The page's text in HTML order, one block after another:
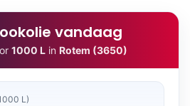
vandaag
1000 L in Rotem (3650)
L)